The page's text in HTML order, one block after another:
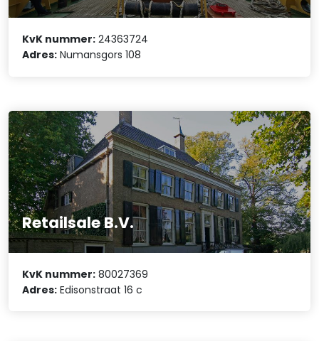
KvK nummer: 24363724
Adres: Numansgors 108
Retailsale B.V.
KvK nummer: 80027369
Adres: Edisonstraat 16 c